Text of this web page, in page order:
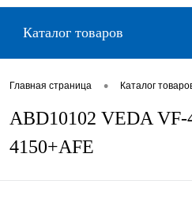
Каталог товаров
Главная страница • Каталог
ABD10102 VEDA VF-
4150+AFE